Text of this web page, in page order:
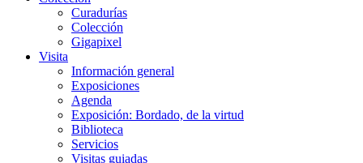
Curadurías
Colección
Gigapixel
Visita
Información general
Exposiciones
Agenda
Exposición: Bordado, de la virtud
Biblioteca
Servicios
Visitas guiadas